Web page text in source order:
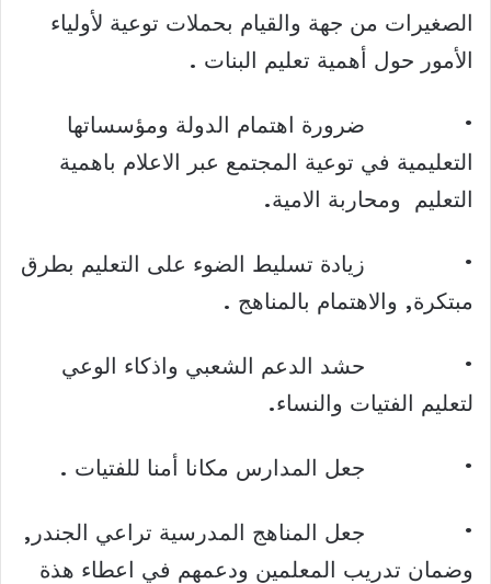
الصغيرات من جهة والقيام بحملات توعية لأولياء
الأمور حول أهمية تعليم البنات .
• ضرورة اهتمام الدولة ومؤسساتها
التعليمية في توعية المجتمع عبر الاعلام باهمية
التعليم ومحاربة الامية.
• زيادة تسليط الضوء على التعليم بطرق
مبتكرة, والاهتمام بالمناهج .
• حشد الدعم الشعبي واذكاء الوعي
لتعليم الفتيات والنساء.
• جعل المدارس مكانا أمنا للفتيات .
• جعل المناهج المدرسية تراعي الجندر,
وضمان تدريب المعلمين ودعمهم في اعطاء هذة